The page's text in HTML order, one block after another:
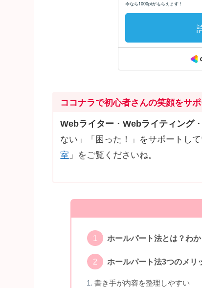
ココナラで初心者さんの笑顔をサ
Webライター ・Webライティング
ない」「困った！」をサポートし
室 」をご覧くださいね。
ホールパート法とは？わ
ホールパート法3つのメリ
書き手が内容を整理しやすい